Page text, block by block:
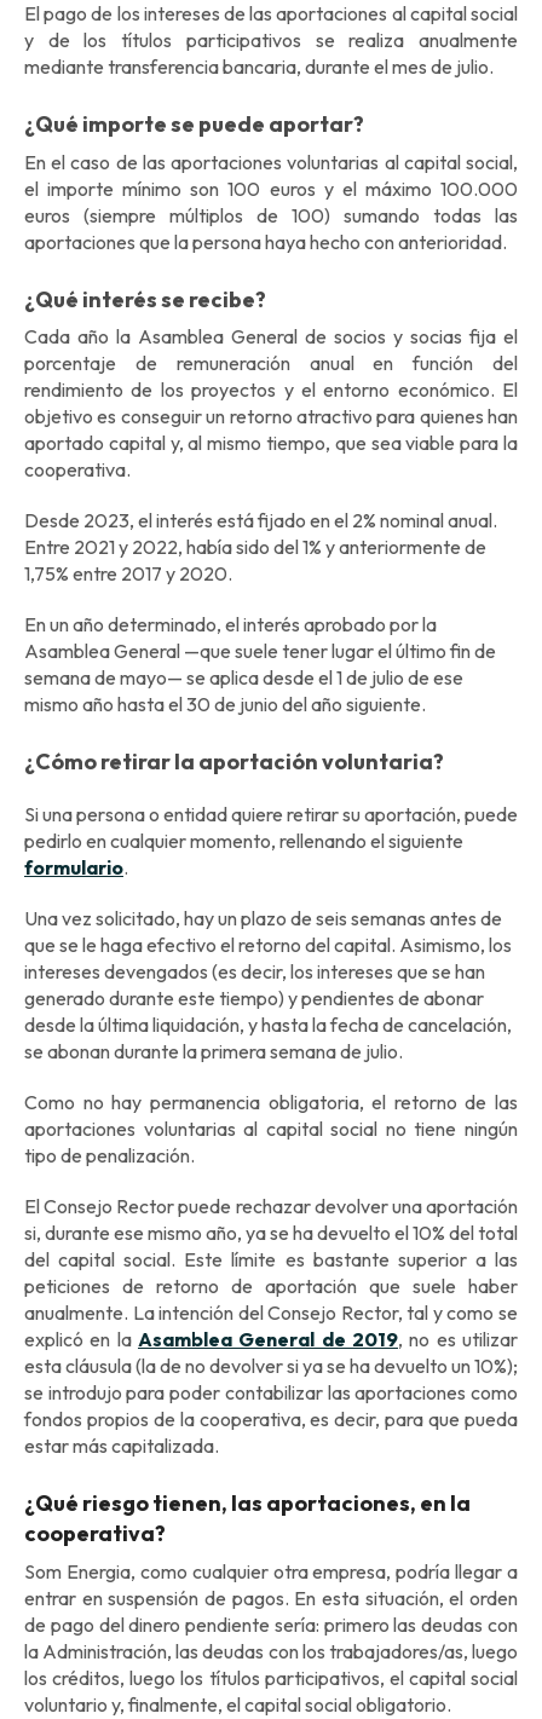
El pago de los intereses de las aportaciones al capital social
y de los títulos participativos se realiza anualmente
mediante transferencia bancaria, durante el mes de julio.
¿Qué importe se puede aportar?
En el caso de las aportaciones voluntarias al capital social,
el importe mínimo son 100 euros y el máximo 100.000
euros (siempre múltiplos de 100) sumando todas las
aportaciones que la persona haya hecho con anterioridad.
¿Qué interés se recibe?
Cada año la Asamblea General de socios y socias fija el
porcentaje de remuneración anual en función del
rendimiento de los proyectos y el entorno económico. El
objetivo es conseguir un retorno atractivo para quienes han
aportado capital y, al mismo tiempo, que sea viable para la
cooperativa.
Desde 2023, el interés está fijado en el 2% nominal anual.
Entre 2021 y 2022, había sido del 1% y anteriormente de
1,75% entre 2017 y 2020.
En un año determinado, el interés aprobado por la
Asamblea General —que suele tener lugar el último fin de
semana de mayo— se aplica desde el 1 de julio de ese
mismo año hasta el 30 de junio del año siguiente.
¿Cómo retirar la aportación voluntaria?
Si una persona o entidad quiere retirar su aportación, puede
pedirlo en cualquier momento, rellenando el siguiente
formulario.
Una vez solicitado, hay un plazo de seis semanas antes de
que se le haga efectivo el retorno del capital. Asimismo, los
intereses devengados (es decir, los intereses que se han
generado durante este tiempo) y pendientes de abonar
desde la última liquidación, y hasta la fecha de cancelación,
se abonan durante la primera semana de julio.
Como no hay permanencia obligatoria, el retorno de las
aportaciones voluntarias al capital social no tiene ningún
tipo de penalización.
El Consejo Rector puede rechazar devolver una aportación
si, durante ese mismo año, ya se ha devuelto el 10% del total
del capital social. Este límite es bastante superior a las
peticiones de retorno de aportación que suele haber
anualmente. La intención del Consejo Rector, tal y como se
explicó en la Asamblea General de 2019, no es utilizar
esta cláusula (la de no devolver si ya se ha devuelto un 10%);
se introdujo para poder contabilizar las aportaciones como
fondos propios de la cooperativa, es decir, para que pueda
estar más capitalizada.
¿Qué riesgo tienen, las aportaciones, en la
cooperativa?
Som Energia, como cualquier otra empresa, podría llegar a
entrar en suspensión de pagos. En esta situación, el orden
de pago del dinero pendiente sería: primero las deudas con
la Administración, las deudas con los trabajadores/as, luego
los créditos, luego los títulos participativos, el capital social
voluntario y, finalmente, el capital social obligatorio.